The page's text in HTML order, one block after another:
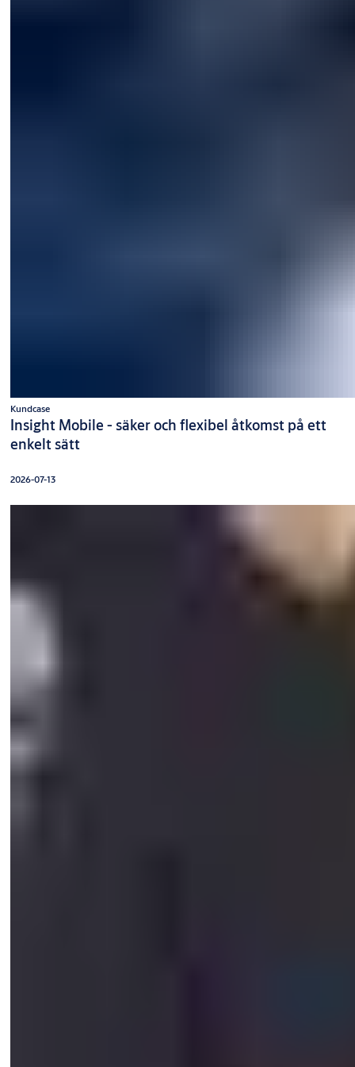
Kundcase
Insight Mobile - säker och flexibel åtkomst på ett
enkelt sätt
2026-07-13